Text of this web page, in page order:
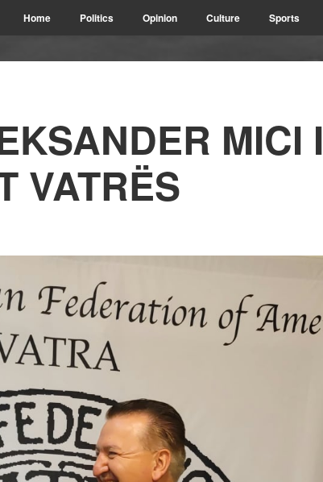
Home Politics Opinion Culture Sports
MICI I
VATRËS